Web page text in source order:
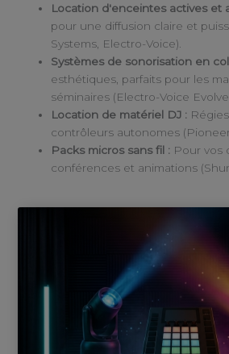
Location d'enceintes actives et
pour une diffusion claire et
Systems, Electro-Voice).
Systèmes de sonorisation en
esthétiques, parfaits pour les
séminaires (Electro-Voice Evolve
Location de matériel DJ :
contrôleurs autonomes (Pioneer
Packs micros sans fil : Pour vos
conférences et animations